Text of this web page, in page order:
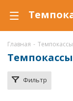
Главная - Темпокассы
Темпокассы
Фильтр